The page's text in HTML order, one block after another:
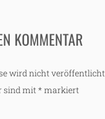
KOMMENTAR
wird nicht veröffentlicht.
sind mit * markiert